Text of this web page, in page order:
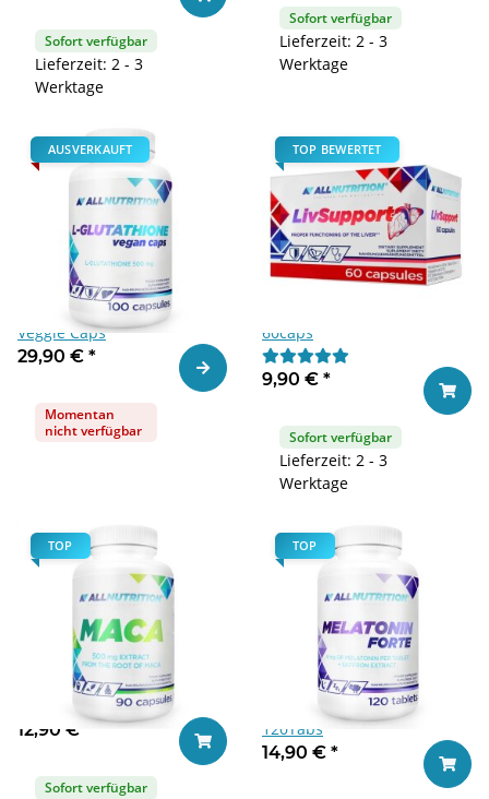
Sofort verfügbar
Lieferzeit: 2 - 3
Werktage
Sofort verfügbar
Lieferzeit: 2 - 3
Werktage
AUSVERKAUFT
Allnutrition L-Glutathion 100
Veggie Caps
29,90 € *
Momentan
nicht verfügbar
Zum Artikel
TOP BEWERTET
60caps
9,90 € *
Sofort verfügbar
Lieferzeit: 2 - 3
Werktage
In
TOP
Allnutrition Maca 90caps
12,90 € *
Sofort verfügbar
In den Warenkorb
TOP
Allnutrition Melatonin Forte
120Tabs
14,90 € * In